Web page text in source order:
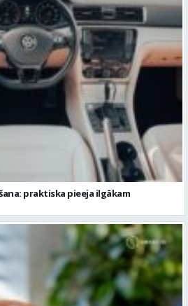
praktiska pieeja ilgākam